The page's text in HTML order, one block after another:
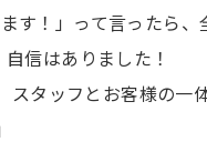
す！」って言ったら、
信はありました！
スタッフとお客様の一